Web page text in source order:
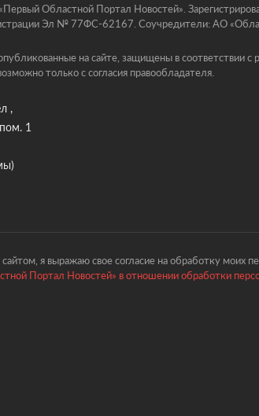
Областной Портал Новостей».
Эл № 77ФС-62167. Соучредители: АО
на сайте, защищены в соответствии
только с согласия правообладателя.
,
1
я выражаю свое согласие на обработку моих
Портал Новостей» в отношении обработки